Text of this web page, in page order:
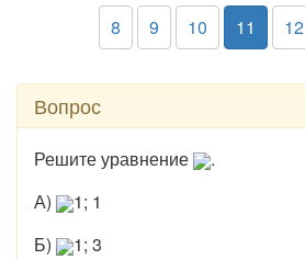
8 9 10 11 12
Вопрос
Решите уравнение
.
А)
1; 1
Б)
1; 3